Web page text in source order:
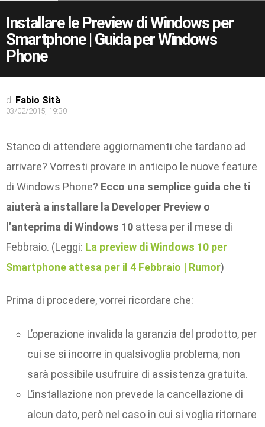
Installare le Preview di Windows per
Smartphone | Guida per Windows
Phone
di Fabio Sità
03/02/2015, 19:30
Stanco di attendere aggiornamenti che tardano ad
arrivare? Vorresti provare in anticipo le nuove feature
di Windows Phone? Ecco una semplice guida che ti
aiuterà a installare la Developer Preview o
l’anteprima di Windows 10 attesa per il mese di
Febbraio. (Leggi: La preview di Windows 10 per
Smartphone attesa per il 4 Febbraio | Rumor)
Prima di procedere, vorrei ricordare che:
L’operazione invalida la garanzia del prodotto, per
cui se si incorre in qualsivoglia problema, non
sarà possibile usufruire di assistenza gratuita.
L’installazione non prevede la cancellazione di
alcun dato, però nel caso in cui si voglia ritornare